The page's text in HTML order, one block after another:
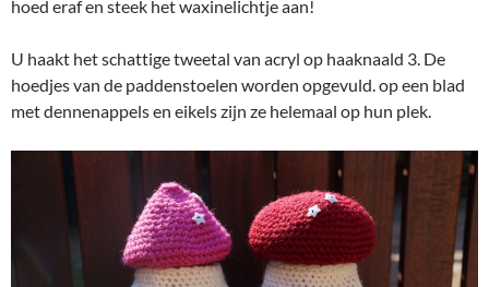
hoed eraf en steek het waxinelichtje aan!
U haakt het schattige tweetal van acryl op haaknaald 3. De
hoedjes van de paddenstoelen worden opgevuld. op een blad
met dennenappels en eikels zijn ze helemaal op hun plek.